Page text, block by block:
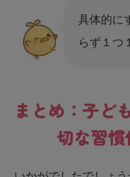
具体的に
らず１つ
まとめ：子ど
切な習